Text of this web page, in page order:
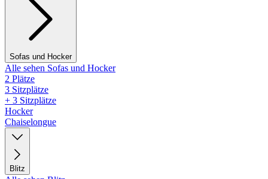
Sofas und Hocker
Alle sehen Sofas und Hocker
2 Plätze
3 Sitzplätze
+ 3 Sitzplätze
Hocker
Chaiselongue
Blitz